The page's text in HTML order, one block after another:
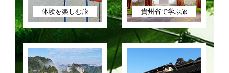
体験を楽しむ旅 貴州省で学ぶ旅